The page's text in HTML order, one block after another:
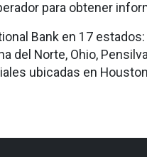
para obtener
Bank en 17 estados:
del Norte, Ohio,
ubicadas en Houston